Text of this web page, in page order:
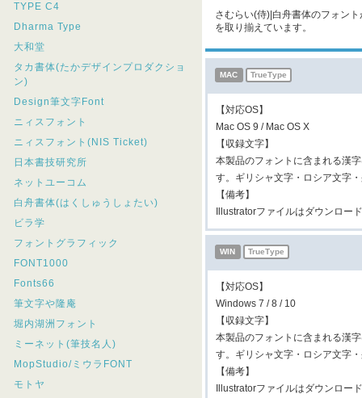
TYPE C4
Dharma Type
大和堂
タカ書体(たかデザインプロダクショ
ン)
Design筆文字Font
ニィスフォント
ニィスフォント(NIS Ticket)
日本書技研究所
ネットユーコム
白舟書体(はくしゅうしょたい)
ビラ学
フォントグラフィック
FONT1000
Fonts66
筆文字や隆庵
堀内湖洲フォント
ミーネット(筆技名人)
MopStudio/ミウラFONT
モトヤ
さむらい(侍)|白舟書体のフォン
を取り揃えています。
MAC TrueType
【対応OS】
Mac OS 9 / Mac OS X
【収録文字】
本製品のフォントに含まれる漢
す。ギリシャ文字・ロシア文字
【備考】
Illustratorファイルはダウンロー
WIN TrueType
【対応OS】
Windows 7 / 8 / 10
【収録文字】
本製品のフォントに含まれる漢
す。ギリシャ文字・ロシア文字
【備考】
Illustratorファイルはダウンロー